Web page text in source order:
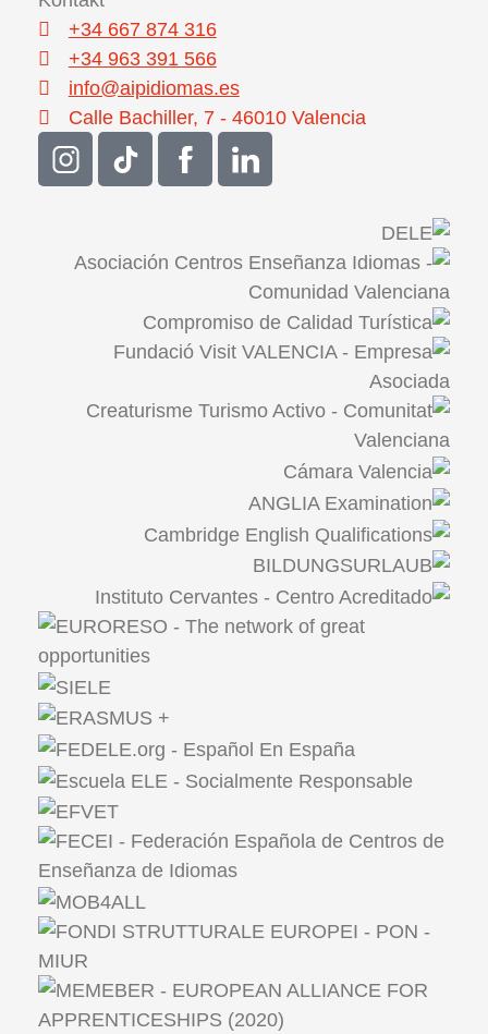
+34 667 874 316
+34 963 391 566
info@aipidiomas.es
Calle Bachiller, 7 - 46010 Valencia